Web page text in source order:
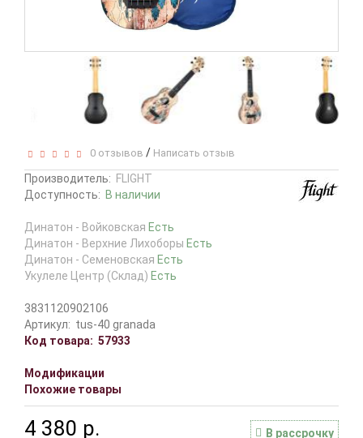
0 отзывов / Написать отзыв
Производитель: FLIGHT
Доступность: В наличии
Динатон - Войковская Есть
Динатон - Верхние Лихоборы Есть
Динатон - Семеновская Есть
Укулеле Центр (Склад) Есть
3831120902106
Артикул: tus-40 granada
Код товара: 57933
Модификации
Похожие товары
4 380 р.
В рассрочку